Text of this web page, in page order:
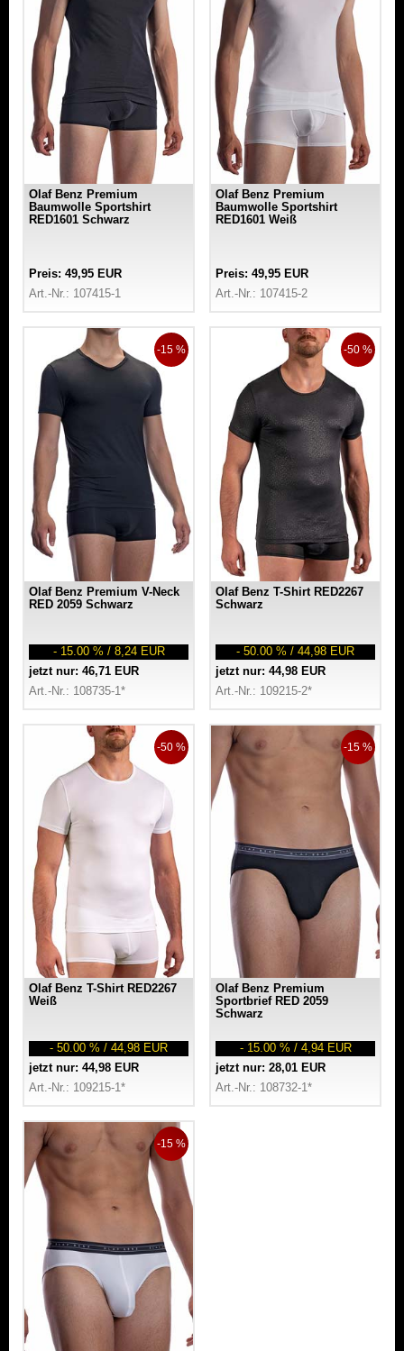
Olaf Benz Premium
Baumwolle Sportshirt
RED1601 Schwarz
Preis: 49,95 EUR
Art.-Nr.: 107415-1
Olaf Benz Premium
Baumwolle Sportshirt
RED1601 Weiß
Preis: 49,95 EUR
Art.-Nr.: 107415-2
-15 %
Olaf Benz Premium V-Neck
RED 2059 Schwarz
- 15.00 % / 8,24 EUR
jetzt nur: 46,71 EUR
Art.-Nr.: 108735-1*
-50 %
Olaf Benz T-Shirt RED2267
Schwarz
- 50.00 % / 44,98 EUR
jetzt nur: 44,98 EUR
Art.-Nr.: 109215-2*
-50 %
Olaf Benz T-Shirt RED2267
Weiß
- 50.00 % / 44,98 EUR
jetzt nur: 44,98 EUR
Art.-Nr.: 109215-1*
-15 %
Olaf Benz Premium
Sportbrief RED 2059
Schwarz
- 15.00 % / 4,94 EUR
jetzt nur: 28,01 EUR
Art.-Nr.: 108732-1*
-15 %